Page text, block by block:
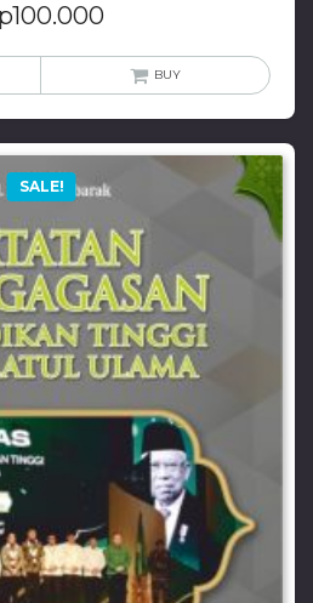
100.000
BUY
SALE!